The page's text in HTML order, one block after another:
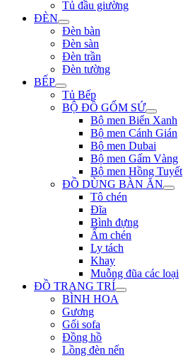
Tủ đầu giường
ĐÈN
Đèn bàn
Đèn sàn
Đèn trần
Đèn tường
BẾP
Tủ Bếp
BỘ ĐỒ GỐM SỨ
Bộ men Biển Xanh
Bộ men Cánh Gián
Bộ men Dubai
Bộ men Gấm Vàng
Bộ men Hồng Tuyết
ĐỒ DÙNG BÀN ĂN
Tô chén
Đĩa
Bình đựng
Ấm chén
Ly tách
Khay
Muỗng đũa các loại
ĐỒ TRANG TRÍ
BÌNH HOA
Gương
Gối sofa
Đồng hồ
Lồng đèn nến